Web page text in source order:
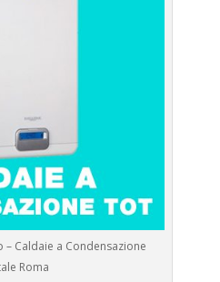
– Caldaie a Condensazione
Roma